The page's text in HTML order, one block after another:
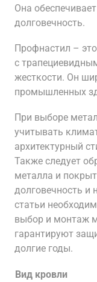
Она
долговечность.
Профнастил –
с
жесткости. Он
промышленных
При выборе
учитывать
архитектурный
Также следует
металла и
долговечность и
статьи
выбор и монтаж
гарантируют
долгие годы.
Вид кровли